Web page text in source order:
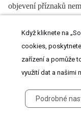
objevení příznaků
při zvětšování bulky.
„Já jsem si
v létě v loňském
jsem už řešila, ale
Když kliknete na
cookies,
zařízení a pomůže
využití dat a našimi
Podrobné